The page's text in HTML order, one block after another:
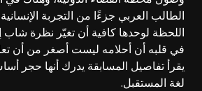
الطالب العربي جزءًا من التجربة
اللحظة لوحدها كافية أن تغيّر نظرة
في قلبه أن أحلامه ليست أصغر من أن
يقرأ تفاصيل المسابقة يدرك أنها حجر
لغة المستقبل.